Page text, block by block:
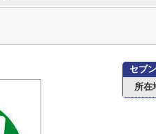
セブ
所在